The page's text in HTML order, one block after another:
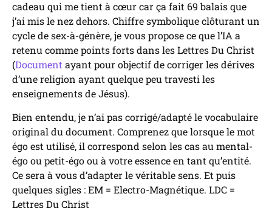
cadeau qui me tient à cœur car ça fait 69 balais que
j’ai mis le nez dehors. Chiffre symbolique clôturant un
cycle de sex-à-génère, je vous propose ce que l’IA a
retenu comme points forts dans les Lettres Du Christ
(Documentayant pour objectif de corriger les dérives
d’une religion ayant quelque peu travesti les
enseignements de Jésus).
Bien entendu, je n’ai pas corrigé/adapté le vocabulaire
original du document. Comprenez que lorsque le mot
égo est utilisé, il correspond selon les cas au mental-
égo ou petit-égo ou à votre essence en tant qu’entité.
Ce sera à vous d’adapter le véritable sens. Et puis
quelques sigles : EM = Electro-Magnétique. LDC =
Lettres Du Christ